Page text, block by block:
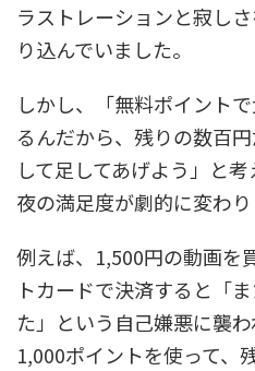
ラストレーションと寂し
り込んでいました。
しかし、「無料ポイント
るんだから、残りの数百
して足してあげよう」と考
夜の満足度が劇的に変わり
例えば、1,500円の動画を
トカードで決済すると「
た」という自己嫌悪に襲
1,000ポイントを使って、